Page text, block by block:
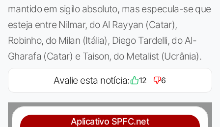
mantido em sigilo absoluto, mas especula-se que
esteja entre Nilmar, do Al Rayyan (Catar),
Robinho, do Milan (Itália), Diego Tardelli, do Al-
Gharafa (Catar) e Taison, do Metalist (Ucrânia).
Avalie esta notícia: 12 6
Aplicativo SPFC.net